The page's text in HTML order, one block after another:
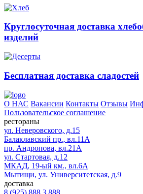
Круглосуточная доставка
изделий
Бесплатная доставка сладостей
О НАС Вакансии Контакты Отзывы
Пользовательское соглашение
рестораны
ул. Неверовского, д.15
Балаклавский пр., вл.11А
пр. Андропова, вл.21А
ул. Стартовая, д.12
МКАД, 19-ый км., вл.6А
Мытищи, ул. Университетская, д.9
доставка
8 (925) 888 3 888